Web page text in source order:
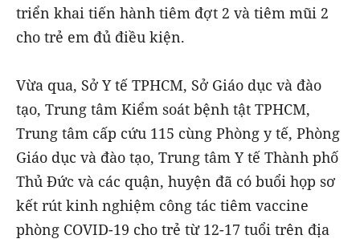
triển khai tiến hành tiêm đợt 2 và tiêm mũi 2
cho trẻ em đủ điều kiện.
Vừa qua, Sở Y tế TPHCM, Sở Giáo dục và đào
tạo, Trung tâm Kiểm soát bệnh tật TPHCM,
Trung tâm cấp cứu 115 cùng Phòng y tế, Phòng
Giáo dục và đào tạo, Trung tâm Y tế Thành phố
Thủ Đức và các quận, huyện đã có buổi họp sơ
kết rút kinh nghiệm công tác tiêm vaccine
phòng COVID-19 cho trẻ từ 12-17 tuổi trên địa